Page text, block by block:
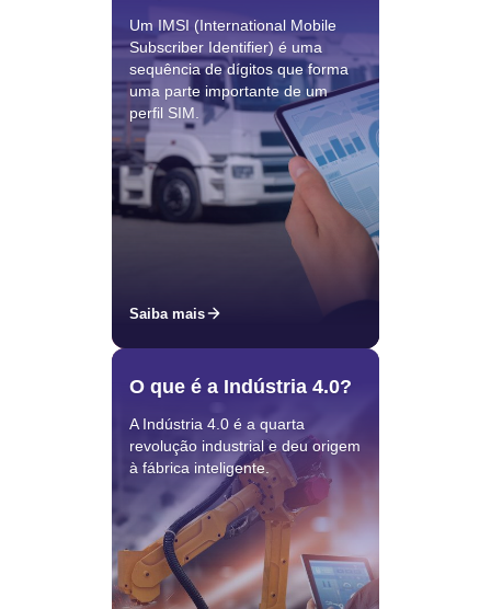
Um IMSI (International Mobile
Subscriber Identifier) é uma
sequência de dígitos que forma
uma parte importante de um
perfil SIM.
Saiba mais
O que é a Indústria 4.0?
A Indústria 4.0 é a quarta
revolução industrial e deu origem
à fábrica inteligente.